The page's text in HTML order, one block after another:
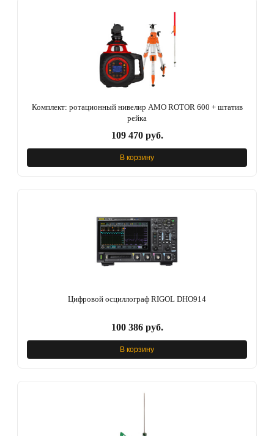
Комплект: ротационный нивелир AMO ROTOR 600 + штатив
рейка
109 470 руб.
В корзину
Цифровой осциллограф RIGOL DHO914
100 386 руб.
В корзину